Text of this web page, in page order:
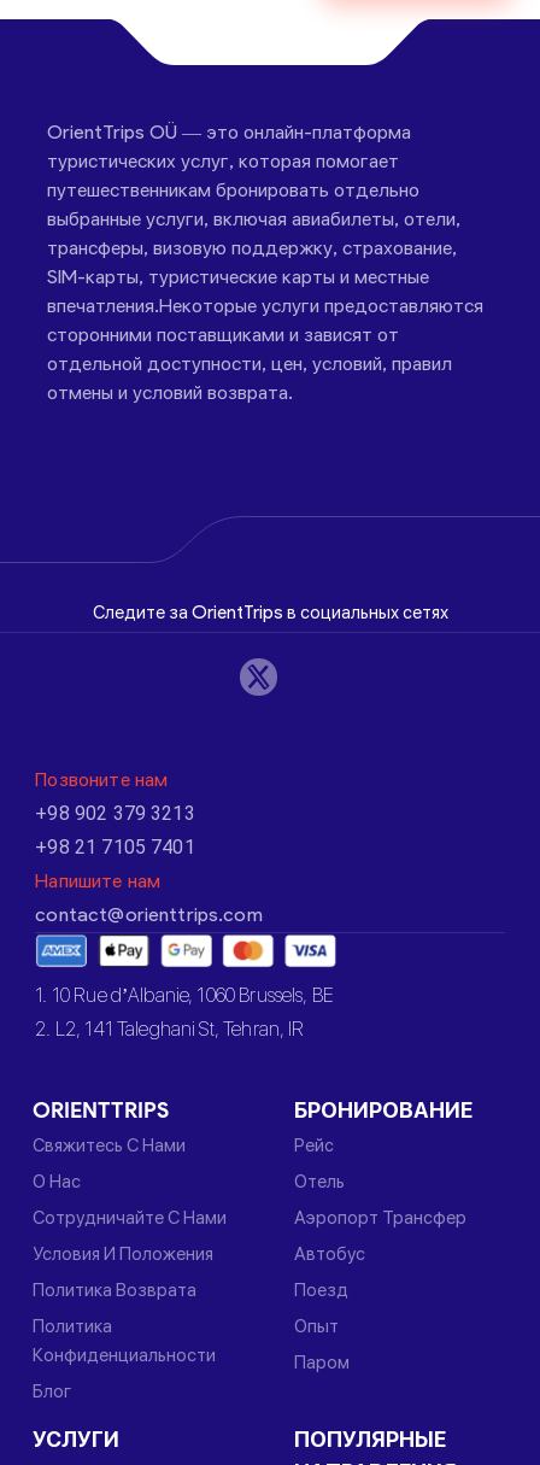
OrientTrips OÜ — это онлайн-платформа
туристических услуг, которая помогает
путешественникам бронировать отдельно
выбранные услуги, включая авиабилеты, отели,
трансферы, визовую поддержку, страхование,
SIM-карты, туристические карты и местные
впечатления.Некоторые услуги предоставляются
сторонними поставщиками и зависят от
отдельной доступности, цен, условий, правил
отмены и условий возврата.
Следите за OrientTrips в социальных сетях
Позвоните нам
+98 902 379 3213
+98 21 7105 7401
Напишите нам
contact@orienttrips.com
1. 10 Rue d’Albanie, 1060 Brussels, BE
2. L2, 141 Taleghani St, Tehran, IR
ORIENTTRIPS
Свяжитесь С Нами
О Нас
Сотрудничайте С Нами
Условия И Положения
Политика Возврата
Политика
Конфиденциальности
Блог
БРОНИРОВАНИЕ
Рейс
Отель
Аэропорт Трансфер
Автобус
Поезд
Опыт
Паром
УСЛУГИ
ПОПУЛЯРНЫЕ